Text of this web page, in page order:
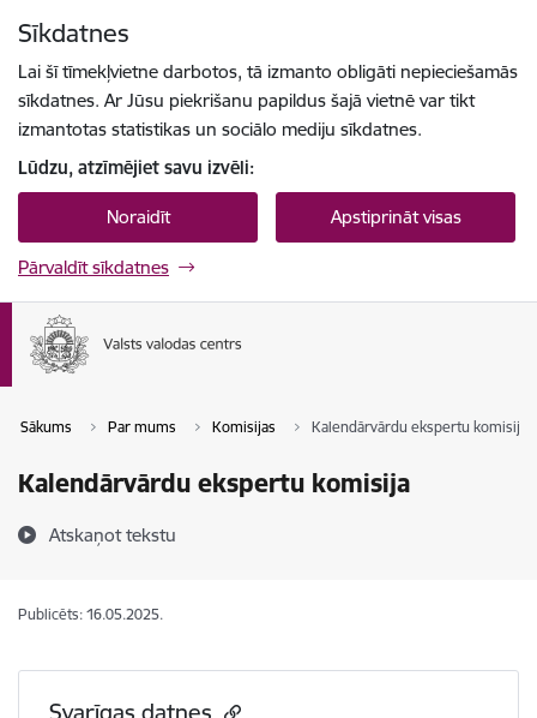
Sīkdatnes
Lai šī tīmekļvietne darbotos, tā izmanto obligāti nepieciešamās
sīkdatnes. Ar Jūsu piekrišanu papildus šajā vietnē var tikt
izmantotas statistikas un sociālo mediju sīkdatnes.
Lūdzu, atzīmējiet savu izvēli:
Noraidīt Apstiprināt visas
Pārvaldīt sīkdatnes
Sākums Par mums Komisijas Kalendārvārdu ekspertu komisija
Kalendārvārdu ekspertu komisija
Atskaņot tekstu
Publicēts: 16.05.2025.
Svarīgas datnes